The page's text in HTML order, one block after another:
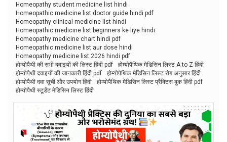
Homeopathy student medicine list hindi
Homeopathic medicine list doctor guide hindi pdf
Homeopathy clinical medicine list hindi
Homeopathic medicine list beginners ke liye hindi
Homeopathy medicine chart hindi pdf
Homeopathic medicine list aur dose hindi
Homeopathy medicine list 2026 hindi pdf
होम्योपैथी की सभी दवाइयों की लिस्ट हिंदी pdf
होम्योपैथिक मेडिसिन लिस्ट A to Z हिंदी
होम्योपैथी दवाइयों की जानकारी हिंदी pdf
होम्योपैथिक मेडिसिन लिस्ट रोग अनुसार हिंदी
होम्योपैथी दवा सूची और उपयोग हिंदी
होम्योपैथिक मेडिसिन लिस्ट प्रैक्टिस बुक हिंदी pdf
होम्योपैथी स्टूडेंट मेडिसिन लिस्ट हिंदी